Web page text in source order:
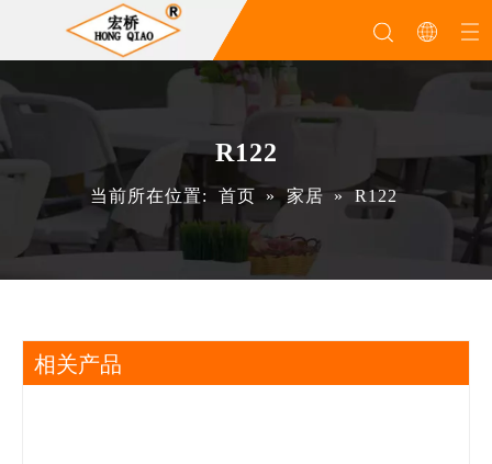
R122
当前所在位置: 首页 » 家居 » R122
相关产品